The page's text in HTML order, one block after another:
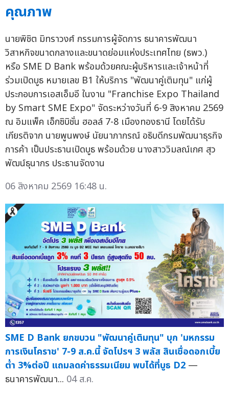
คุณภาพ
นายพิชิต มิทราวงศ์ กรรมการผู้จัดการ ธนาคารพัฒนา
วิสาหกิจขนาดกลางและขนาดย่อมแห่งประเทศไทย (ธพว.)
หรือ SME D Bank พร้อมด้วยคณะผู้บริหารและเจ้าหน้าที่
ร่วมเปิดบูธ หมายเลข B1 ให้บริการ "พัฒนาคู่เติมทุน" แก่ผู้
ประกอบการเอสเอ็มอี ในงาน "Franchise Expo Thailand
by Smart SME Expo" จัดระหว่างวันที่ 6-9 สิงหาคม 2569
ณ อิมแพ็ค เอ็กซิบิชั่น ฮอลล์ 7-8 เมืองทองธานี โดยได้รับ
เกียรติจาก นายพูนพงษ์ นัยนาภากรณ์ อธิบดีกรมพัฒนาธุรกิจ
การค้า เป็นประธานเปิดบูธ พร้อมด้วย นางสาววิมลณ์เกศ สุว
พัฒน์ธุนากร ประธานจัดงาน
06 สิงหาคม 2569 16:48 น.
SME D Bank ยกขบวน "พัฒนาคู่เติมทุน" บุก 'มหกรรม
การเงินโคราช' 7-9 ส.ค.นี้ จัดโปรฯ 3 พลัส สินเชื่อดอกเบี้ย
ต่ำ 3%ต่อปี แถมลดค่าธรรมเนียม พบได้ที่บูธ D2 —
ธนาคารพัฒนา... 04 ส.ค.